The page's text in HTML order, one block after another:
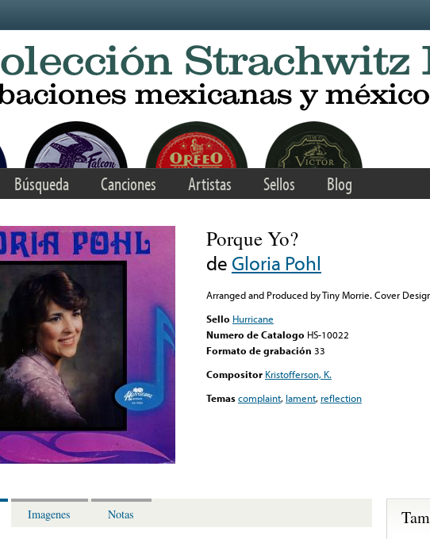
Búsqueda Canciones Artistas Sellos Blog
Porque Yo?
de Gloria Pohl
Arranged and Produced by Tiny Morrie. Cover
Sello Hurricane
Numero de Catalogo HS-10022
Formato de grabación 33
Compositor Kristofferson, K.
Temascomplaint, lament, reflection
Imagenes Notas